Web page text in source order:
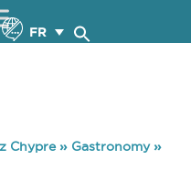
FR
Chypre» Gastronomy»